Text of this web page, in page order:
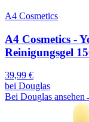
A4 Cosmetics
A4 Cosmetics -
Reinigungsgel
39,99 €
bei Douglas
Bei Douglas ansehen